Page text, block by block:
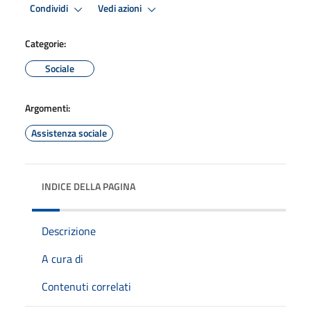
Condividi Vedi azioni
Categorie:
Sociale
Argomenti:
Assistenza sociale
INDICE DELLA PAGINA
Descrizione
A cura di
Contenuti correlati